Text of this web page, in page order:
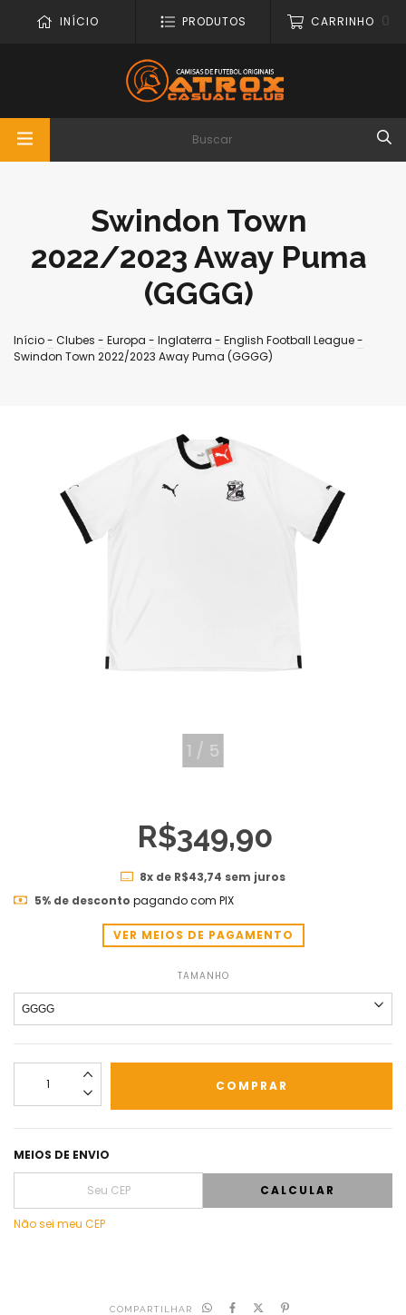
INÍCIO PRODUTOS CARRINHO 0
Swindon Town
2022/2023 Away Puma
(GGGG)
Início- Clubes - Europa - Inglaterra - English Football League-
Swindon Town 2022/2023 Away Puma (GGGG)
1 / 5
R$349,90
8x de R$43,74 sem juros
5% de desconto pagando com PIX
VER MEIOS DE PAGAMENTO
TAMANHO
MEIOS DE ENVIO
CALCULAR
Não sei meu CEP
COMPARTILHAR